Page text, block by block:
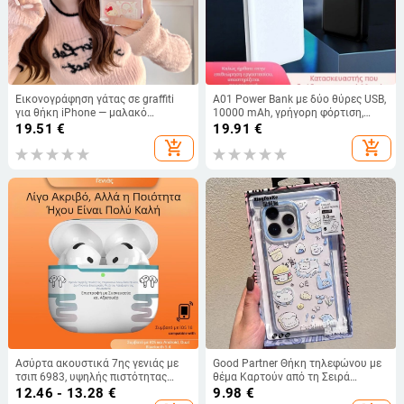
Εικονογράφηση γάτας σε graffiti
για θήκη iPhone — μαλακό
περίβλημα, γλυκό, γυναικείο
19.51 €
add_shopping_cart
A01 Power Bank με δύο θύρες USB,
10000 mAh, γρήγορη φόρτιση,
συμπαγής και φορητός
19.91 €
add_shopping_cart
Ασύρτα ακουστικά 7ης γενιάς με
τσιπ 6983, υψηλής πιστότητας
ήχος, Bluetooth, αθλητικά
12.46 - 13.28 €
Good Partner Θήκη τηλεφώνου με
θέμα Καρτούν από τη Σειρά
Φαντασίας – Σιλικόνη, Προστασία
9.98 €